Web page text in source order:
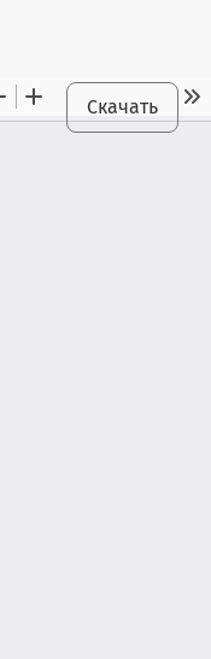
Скачать